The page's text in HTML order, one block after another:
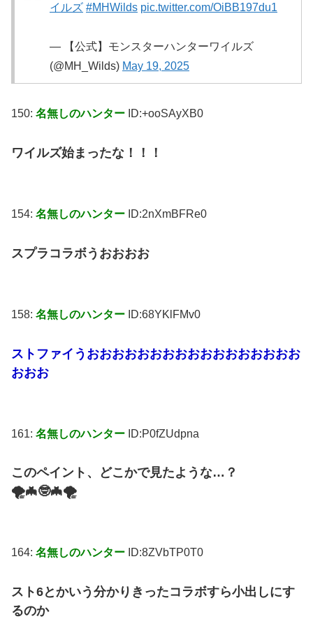
イルズ #MHWilds pic.twitter.com/OiBB197du1
— 【公式】モンスターハンターワイルズ
(@MH_Wilds) May 19, 2025
150: 名無しのハンター ID:+ooSAyXB0
ワイルズ始まったな！！！
154: 名無しのハンター ID:2nXmBFRe0
スプラコラボうおおおお
158: 名無しのハンター ID:68YKlFMv0
ストファイうおおおおおおおおおおおおおおおおお
おおお
161: 名無しのハンター ID:P0fZUdpna
このペイント、どこかで見たような…？
🌪🦇🤓🦇🌪
164: 名無しのハンター ID:8ZVbTP0T0
スト6とかいう分かりきったコラボすら小出しにす
るのか